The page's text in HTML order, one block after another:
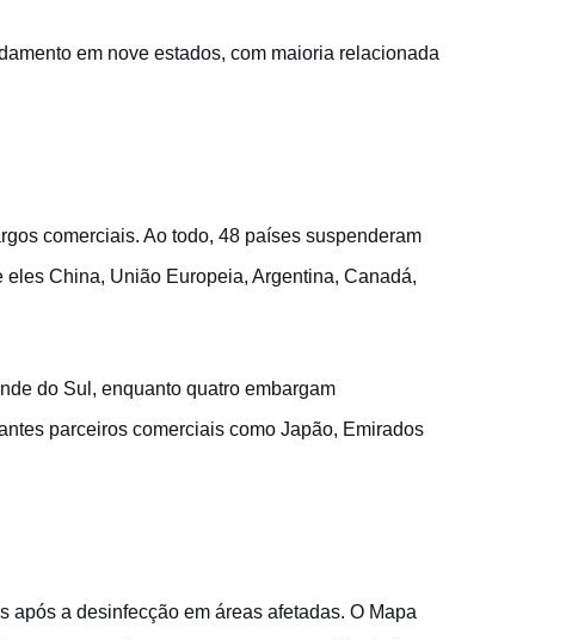
em nove estados, com maioria relacionada
comerciais. Ao todo, 48 países suspenderam
China, União Europeia, Argentina, Canadá,
do Sul, enquanto quatro embargam
parceiros comerciais como Japão, Emirados
após a desinfecção em áreas afetadas. O Mapa